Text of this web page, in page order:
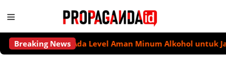
≡
Breaking News
Tidak Ada Level Aman Minum Alkohol untuk Jaga